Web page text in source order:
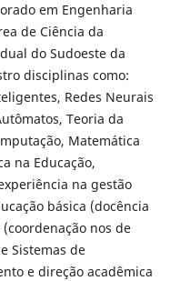
em Engenharia
de Ciência da
do Sudoeste da
disciplinas como:
Redes Neurais
Teoria da
Matemática
na Educação,
na gestão
básica (docência
nos de
Sistemas de
e direção acadêmica